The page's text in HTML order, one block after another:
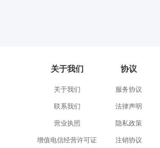
关于我们
关于我们
联系我们
营业执照
增值电信经营许可证
协议
服务协议
法律声明
隐私政策
注销协议